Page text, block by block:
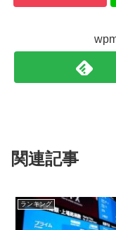
関連記事
ランキング